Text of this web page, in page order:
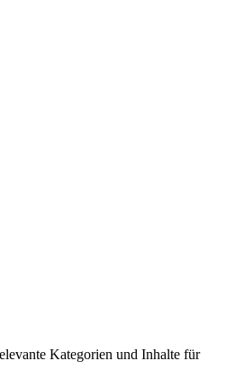
Kategorien und Inhalte für